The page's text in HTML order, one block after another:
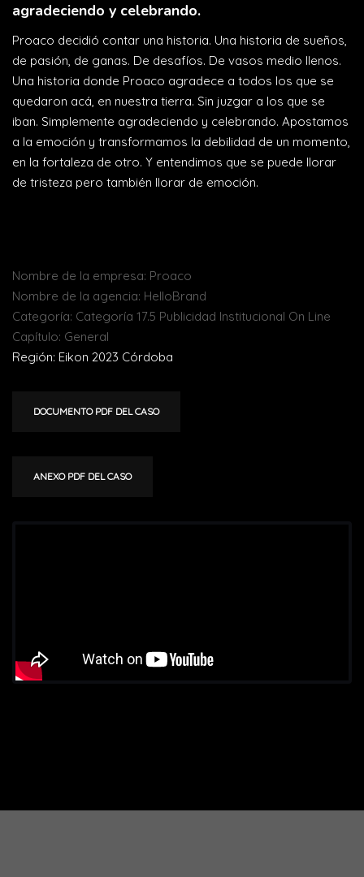
agradeciendo y celebrando.
Proaco decidió contar una historia. Una historia de sueños,
de pasión, de ganas. De desafíos. De vasos medio llenos.
Una historia donde Proaco agradece a todos los que se
quedaron acá, en nuestra tierra. Sin juzgar a los que se
iban. Simplemente agradeciendo y celebrando. Apostamos
a la emoción y transformamos la debilidad de un momento,
en la fortaleza de otro. Y entendimos que se puede llorar
de tristeza pero también llorar de emoción.
Nombre de la empresa: Proaco
Nombre de la agencia: HelloBrand
Categoría: Categoría 17.5 Publicidad Institucional On Line
Capítulo: General
Región: Eikon 2023 Córdoba
DOCUMENTO PDF DEL CASO
ANEXO PDF DEL CASO